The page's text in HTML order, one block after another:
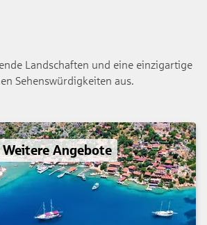
Landschaften und eine einzigartige
Sehenswürdigkeiten aus.
Weitere Angebote